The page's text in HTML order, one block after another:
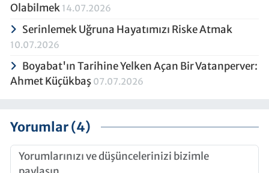
Olabilmek 14.07.2026
Serinlemek Uğruna Hayatımızı Riske Atmak
10.07.2026
Boyabat'ın Tarihine Yelken Açan Bir Vatanperver:
Ahmet Küçükbaş 07.07.2026
Yorumlar (4)